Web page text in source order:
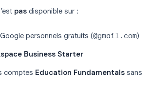
pas disponible sur :
personnels gratuits (@gmail.com)
Business Starter
comptes Education Fundamentals sans